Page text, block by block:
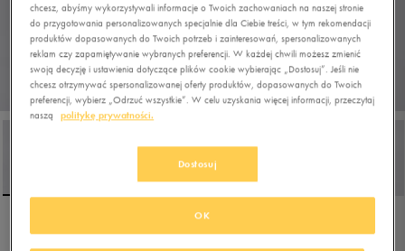
FILA RAY SANDAL
chcesz, abyśmy wykorzystywali informacje o Twoich zachowaniach na naszej stronie
do przygotowania personalizowanych specjalnie dla Ciebie treści, w tym rekomendacji
produktów dopasowanych do Twoich potrzeb i zainteresowań, spersonalizowanych
reklam czy zapamiętywanie wybranych preferencji. W każdej chwili możesz zmienić
swoją decyzję i ustawienia dotyczące plików cookie wybierając „Dostosuj”. Jeśli nie
chcesz otrzymywać spersonalizowanej oferty produktów, dopasowanych do Twoich
preferencji, wybierz „Odrzuć wszystkie”. W celu uzyskania więcej informacji, przeczytaj
naszą
politykę prywatności.
Dostosuj
OK